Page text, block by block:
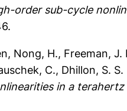
order sub-cycle
, Nong, H., Freeman, J.
C., Dhillon, S. S.
in a